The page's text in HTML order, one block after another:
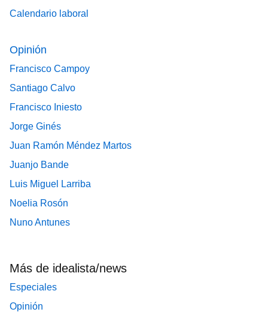
Calendario laboral
Opinión
Francisco Campoy
Santiago Calvo
Francisco Iniesto
Jorge Ginés
Juan Ramón Méndez Martos
Juanjo Bande
Luis Miguel Larriba
Noelia Rosón
Nuno Antunes
Más de idealista/news
Especiales
Opinión